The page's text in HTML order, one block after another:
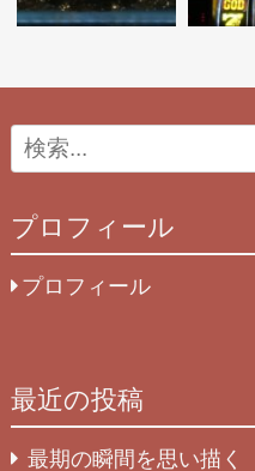
プロフィール
プロフィール
最近の投稿
最期の瞬間を思い描く